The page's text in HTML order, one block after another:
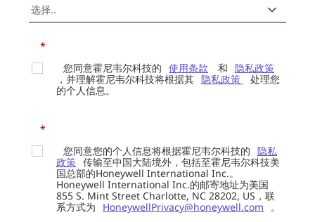
*
您同意霍尼韦尔科技的 使用条款 和 隐私政策
，并理解霍尼韦尔科技将根据其 隐私政策
处理您
的个人信息。
*
您同意您的个人信息将根据霍尼韦尔科技的 隐私
政策 传输至中国大陆境外，包括至霍尼韦尔科技美
国总部的Honeywell International Inc.。
Honeywell International Inc.的邮寄地址为美国
855 S. Mint Street Charlotte, NC 28202, US，联
系方式为
HoneywellPrivacy@honeywell.com
。